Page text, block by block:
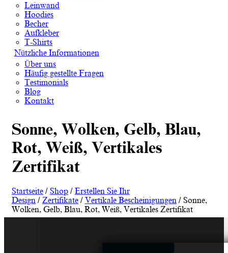
Leinwand
Hoodies
Becher
Aufkleber
T-Shirts
Nützliche Informationen
Über uns
Häufig gestellte Fragen
Testimonials
Blog
Kontakt
Sonne, Wolken, Gelb, Blau,
Rot, Weiß, Vertikales
Zertifikat
Startseite / Shop / Erstellen Sie Ihr
Design / Zertifikate / Vertikale Bescheinigungen / Sonne,
Wolken, Gelb, Blau, Rot, Weiß, Vertikales Zertifikat